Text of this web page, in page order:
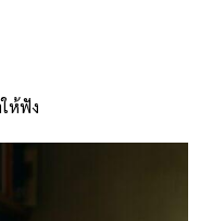
ให้ฟัง